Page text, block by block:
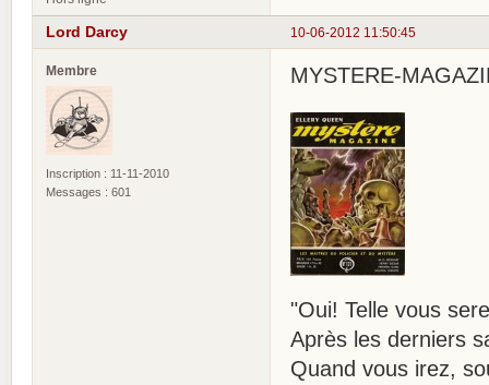
10-06-2012 11:50:45
Lord Darcy
Membre
Inscription : 11-11-2010
Messages : 601
MYSTERE-
"Oui! Telle vous
Après les derniers
Quand vous irez,